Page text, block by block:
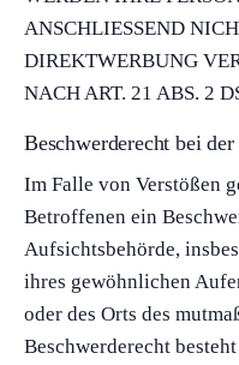
ANSCHLIESSEND
DIREKTWERBUNG
NACH ART. 21 ABS. 2
Beschwerde­recht bei
Im Falle von Verstößen
Betroffenen ein
Aufsichtsbehörde,
ihres gewöhnlichen
oder des Orts des
Beschwerderecht